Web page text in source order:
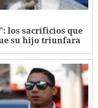
los sacrificios que
su hijo triunfara